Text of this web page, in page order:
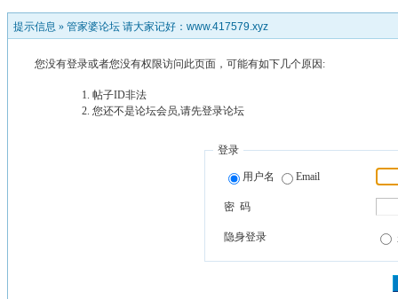
提示信息 » 管家婆论坛 请大家记好：www.417579.xyz
您没有登录或者您没有权限访问此页面，可能有如下几个原因:
帖子ID非法
您还不是论坛会员,请先登录论坛
登录
用户名 Email
密 码
隐身登录